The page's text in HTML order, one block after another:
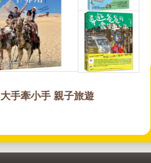
大手牽小手 親子旅遊